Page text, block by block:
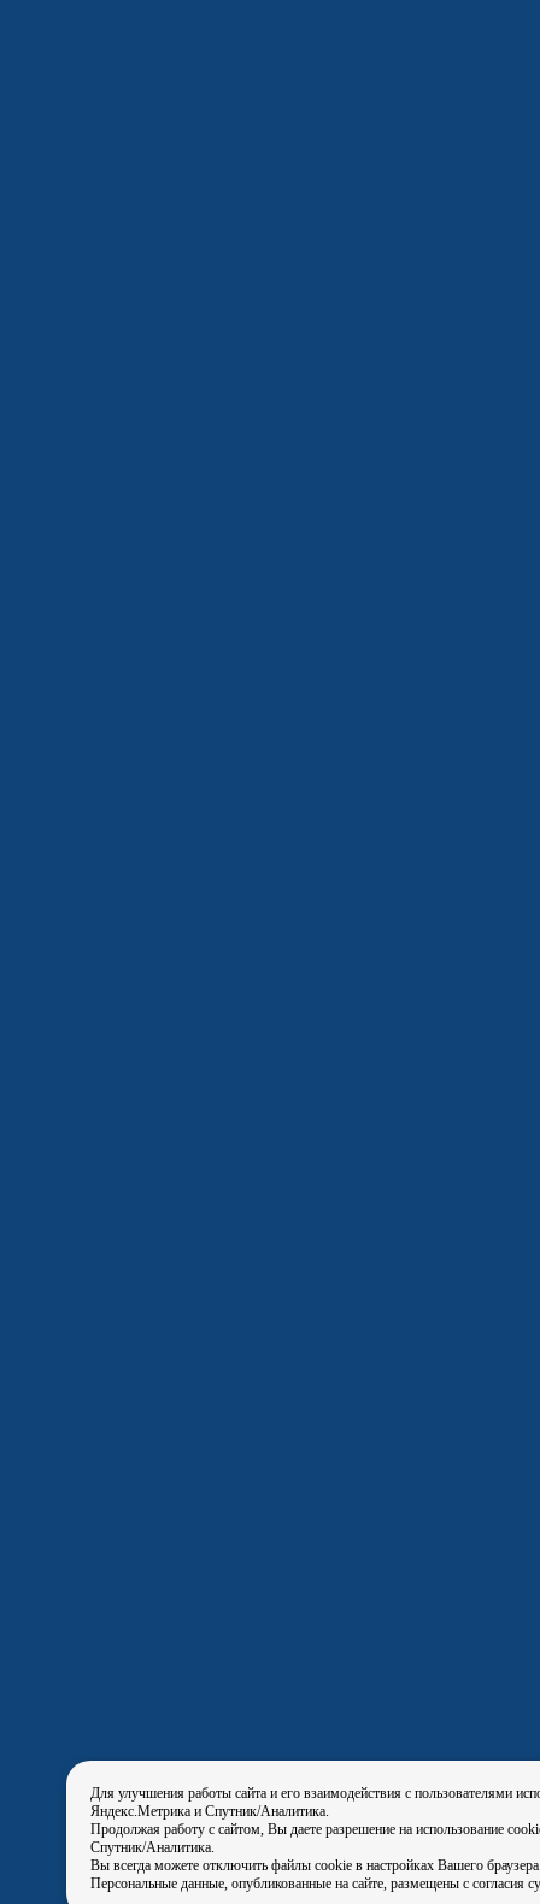
Для улучшения работы сайта и его взаимодействия с пользователями
Яндекс.Метрика и Спутник/Аналитика.
Продолжая работу с сайтом, Вы даете разрешение на использование
Спутник/Аналитика.
Вы всегда можете отключить файлы cookie в настройках Вашего
Персональные данные, опубликованные на сайте, размещены с согласия